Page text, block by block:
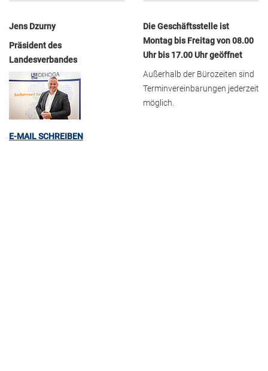
Jens Dzurny
Präsident des
Landesverbandes
E-MAIL SCHREIBEN
Die Geschäftsstelle ist
Montag bis Freitag von 08.00
Uhr bis 17.00 Uhr geöffnet
Außerhalb der Bürozeiten sind
Terminvereinbarungen jederzeit
möglich.